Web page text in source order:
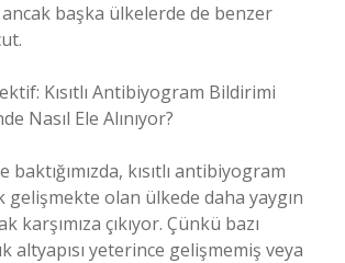
başka ülkelerde de benzer
Kısıtlı Antibiyogram Bildirimi
Nasıl Ele Alınıyor?
kısıtlı antibiyogram
olan ülkede daha yaygın
karşımıza çıkıyor. Çünkü bazı
altyapısı yeterince gelişmemiş veya